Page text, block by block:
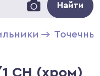
Найти
CH (хром)